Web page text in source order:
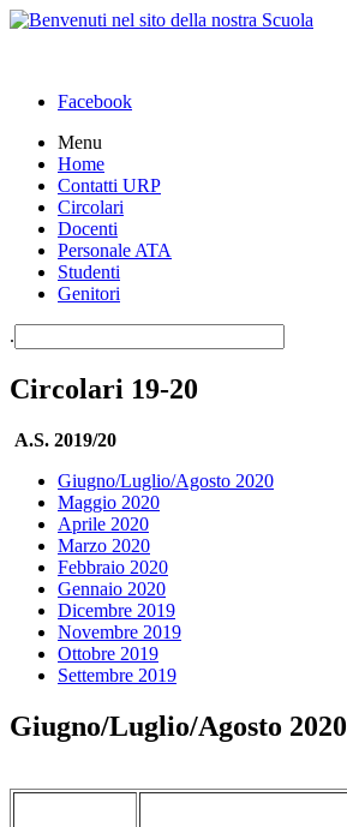
Facebook
Menu
Home
Contatti URP
Circolari
Docenti
Personale ATA
Studenti
Genitori
.
Circolari 19-20
A.S. 2019/20
Giugno/Luglio/Agosto 2020
Maggio 2020
Aprile 2020
Marzo 2020
Febbraio 2020
Gennaio 2020
Dicembre 2019
Novembre 2019
Ottobre 2019
Settembre 2019
Giugno/Luglio/Agosto 2020